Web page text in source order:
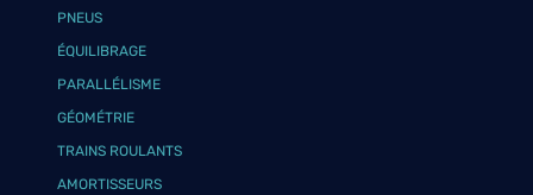
PNEUS
ÉQUILIBRAGE
PARALLÉLISME
GÉOMÉTRIE
TRAINS ROULANTS
AMORTISSEURS